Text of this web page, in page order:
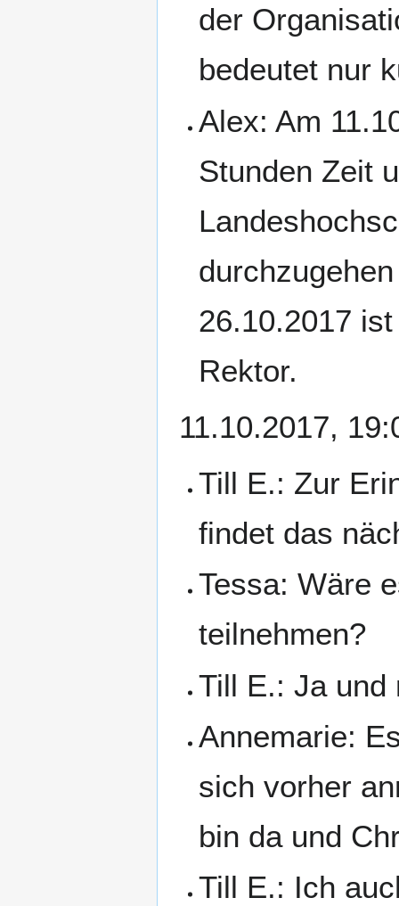
der
bedeutet nur
Alex: Am
Stunden Zeit
26.10.2017
Rektor.
11.10.2017,
Till E.: Zur
findet das
Tessa: Wäre
teilnehmen?
Till E.: Ja und
Annemarie:
sich vorher
bin da und
Till E.: Ich